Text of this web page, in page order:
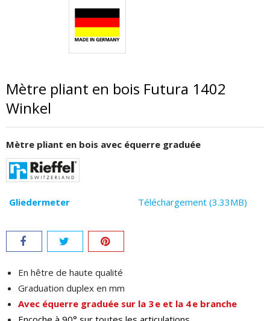
Mètre pliant en bois Futura 1402
Winkel
Mètre pliant en bois avec équerre graduée
Gliedermeter Téléchargement (3.33MB)
En hêtre de haute qualité
Graduation duplex en mm
Avec équerre graduée sur la 3 e et la 4 e branche